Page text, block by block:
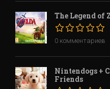
The Legend of
0 комментариев
Nintendogs +
Friends